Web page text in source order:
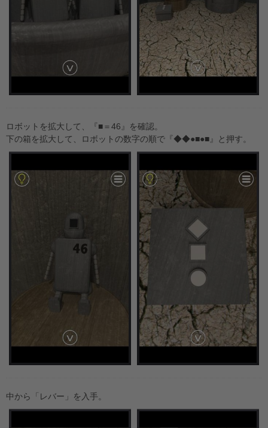
ロボットを拡大して、『■＝46』を確認。
下の箱を拡大して、ロボットの数字の順で『◆◆●■●■』と押す。
中から「レバー」を入手。